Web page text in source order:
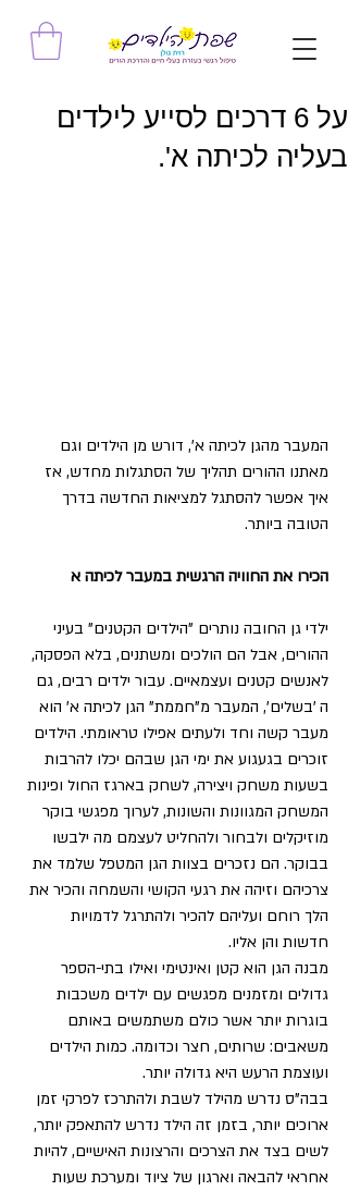
על 6 דרכים לסייע לילדים
בעליה לכיתה א'.
המעבר מהגן לכיתה א', דורש מן הילדים וגם
מאתנו ההורים תהליך של הסתגלות מחדש, אז
איך אפשר להסתגל למציאות החדשה בדרך
הטובה ביותר.
הכירו את החוויה הרגשית במעבר לכיתה א
ילדי גן החובה נותרים "הילדים הקטנים" בעיני
ההורים, אבל הם הולכים ומשתנים, בלא הפסקה,
לאנשים קטנים ועצמאיים. עבור ילדים רבים, גם
ה 'בשלים', המעבר מ"חממת" הגן לכיתה א' הוא
מעבר קשה וחד ולעתים אפילו טראומתי. הילדים
זוכרים בגעגוע את ימי הגן שבהם יכלו להרבות
בשעות משחק ויצירה, לשחק בארגז החול ופינות
המשחק המגוונות והשונות, לערוך מפגשי בוקר
מוזיקלים ולבחור ולהחליט לעצמם מה ילבשו
בבוקר. הם נזכרים בצוות הגן המטפל שלמד את
צרכיהם וזיהה את רגעי הקושי והשמחה והכיר את
הלך רוחם ועליהם להכיר ולהתרגל לדמויות
חדשות והן אליו.
מבנה הגן הוא קטן ואינטימי ואילו בתי-הספר
גדולים ומזמנים מפגשים עם ילדים משכבות
בוגרות יותר אשר כולם משתמשים באותם
משאבים: שרותים, חצר וכדומה. כמות הילדים
ועוצמת הרעש היא גדולה יותר.
בבה"ס נדרש מהילד לשבת ולהתרכז לפרקי זמן
ארוכים יותר, בזמן זה הילד נדרש להתאפק יותר,
לשים בצד את הצרכים והרצונות האישיים, להיות
אחראי להבאה וארגון של ציוד ומערכת שעות